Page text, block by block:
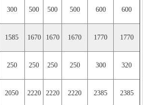
300 500 500 500 600 600
1585 1670 1670 1670 1770 1770
250 250 250 250 300 320
2050 2220 2220 2220 2385 2385